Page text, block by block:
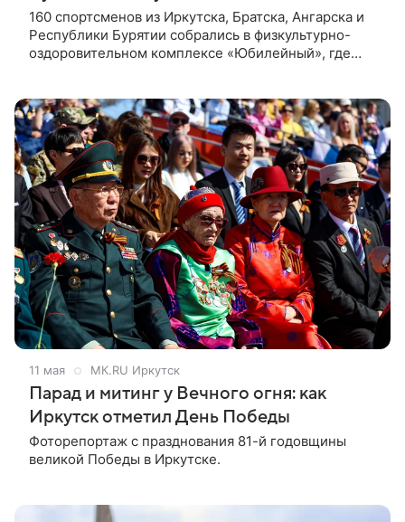
160 спортсменов из Иркутска, Братска, Ангарска и
Республики Бурятии собрались в физкультурно-
оздоровительном комплексе «Юбилейный», где
ушу. Соревнования посвящены победе во Второй
мировой войне.
11 мая МК.RU Иркутск
Парад и митинг у Вечного огня: как
Иркутск отметил День Победы
Фоторепортаж с празднования 81-й годовщины
великой Победы в Иркутске.